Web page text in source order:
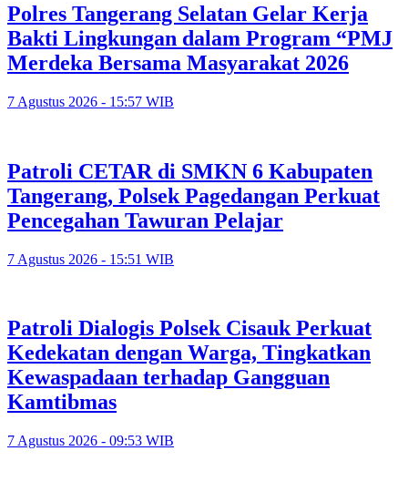
Polres Tangerang Selatan Gelar Kerja
Bakti Lingkungan dalam Program “PMJ
Merdeka Bersama Masyarakat 2026
7 Agustus 2026 - 15:57 WIB
Patroli CETAR di SMKN 6 Kabupaten
Tangerang, Polsek Pagedangan Perkuat
Pencegahan Tawuran Pelajar
7 Agustus 2026 - 15:51 WIB
Patroli Dialogis Polsek Cisauk Perkuat
Kedekatan dengan Warga, Tingkatkan
Kewaspadaan terhadap Gangguan
Kamtibmas
7 Agustus 2026 - 09:53 WIB